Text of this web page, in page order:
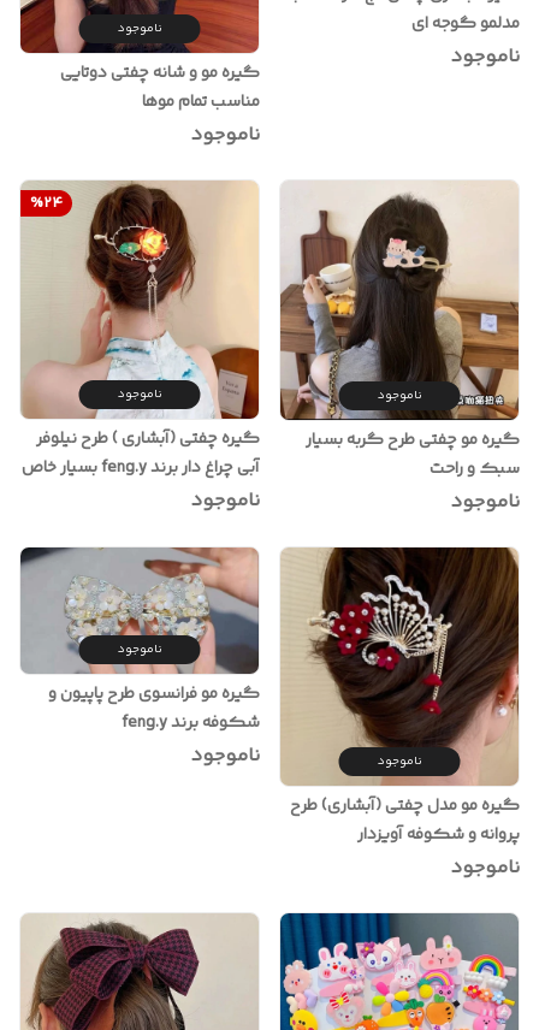
مدلمو گوجه ای
ناموجود
ناموجود
گیره مو و شانه چفتی دوتایی
مناسب تمام موها
ناموجود
ناموجود
گیره مو چفتی طرح گربه بسیار
سبک و راحت
ناموجود
%24
ناموجود
گیره چفتی (آبشاری ) طرح نیلوفر
آبی چراغ دار برند feng.y بسیار خاص
و رنگ ثابت
ناموجود
ناموجود
گیره مو مدل چفتی (آبشاری) طرح
پروانه و شکوفه آویزدار
ناموجود
ناموجود
گیره مو فرانسوی طرح پاپیون و
شکوفه برند feng.y
ناموجود